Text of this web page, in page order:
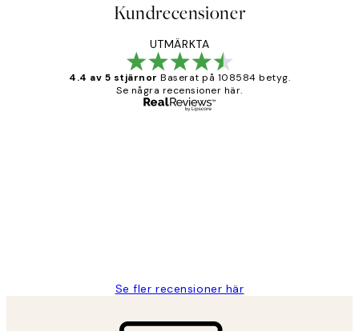
Kundrecensioner
UTMÄRKTA
4.4 av 5 stjärnor Baserat på 108584 betyg.
Se några recensioner här.
Se fler recensioner här